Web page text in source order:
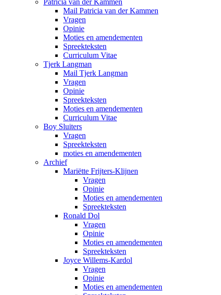
Patricia van der Kammen
Mail Patricia van der Kammen
Vragen
Opinie
Moties en amendementen
Spreekteksten
Curriculum Vitae
Tjerk Langman
Mail Tjerk Langman
Vragen
Opinie
Spreekteksten
Moties en amendementen
Curriculum Vitae
Boy Sluiters
Vragen
Spreekteksten
moties en amendementen
Archief
Mariëtte Frijters-Klijnen
Vragen
Opinie
Moties en amendementen
Spreekteksten
Ronald Dol
Vragen
Opinie
Moties en amendementen
Spreekteksten
Joyce Willems-Kardol
Vragen
Opinie
Moties en amendementen